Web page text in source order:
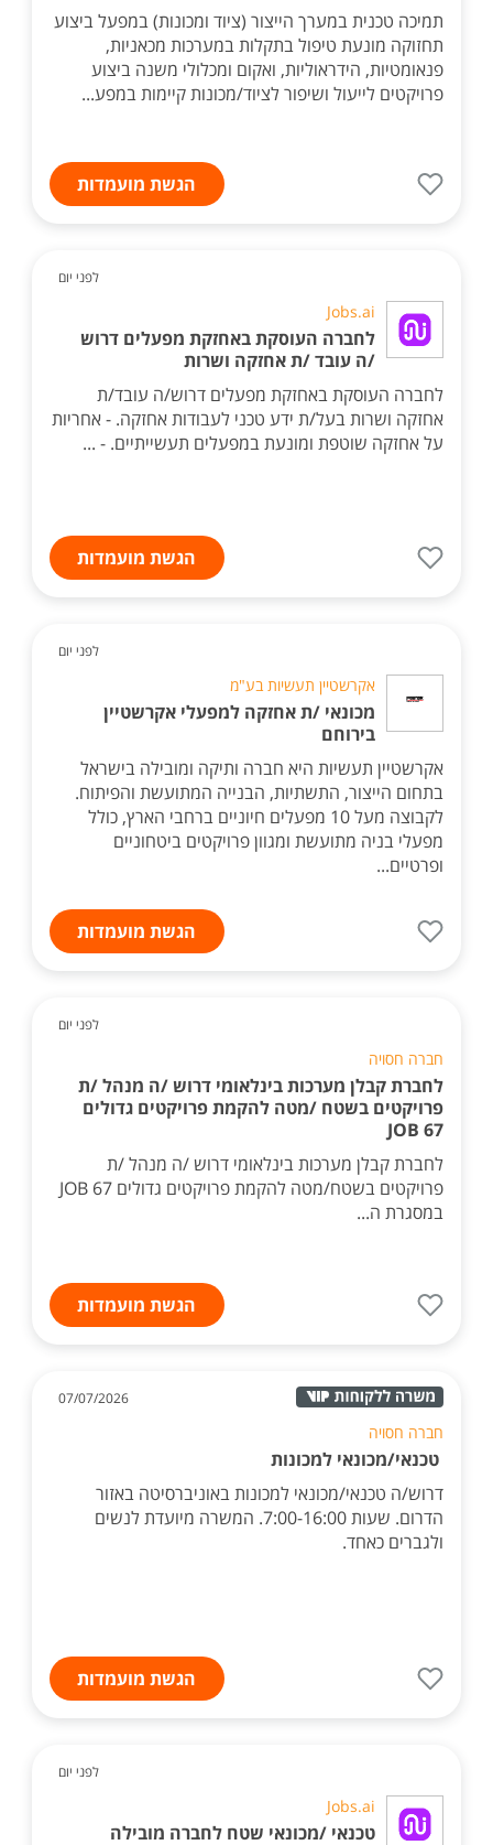
תמיכה טכנית במערך הייצור (ציוד ומכונות) במפעל ביצוע
תחזוקה מונעת טיפול בתקלות במערכות מכאניות,
פנאומטיות, הידראוליות, ואקום ומכלולי משנה ביצוע
פרויקטים לייעול ושיפור לציוד/מכונות קיימות במפע...
הגשת מועמדות
לפני יום
Jobs.ai
לחברה העוסקת באחזקת מפעלים דרוש
/ה עובד /ת אחזקה ושרות
לחברה העוסקת באחזקת מפעלים דרוש/ה עובד/ת
אחזקה ושרות בעל/ת ידע טכני לעבודות אחזקה. - אחריות
על אחזקה שוטפת ומונעת במפעלים תעשייתיים. - ...
הגשת מועמדות
לפני יום
אקרשטיין תעשיות בע"מ
מכונאי /ת אחזקה למפעלי אקרשטיין
בירוחם
אקרשטיין תעשיות היא חברה ותיקה ומובילה בישראל
בתחום הייצור, התשתיות, הבנייה המתועשת והפיתוח.
לקבוצה מעל 10 מפעלים חיוניים ברחבי הארץ, כולל
מפעלי בניה מתועשת ומגוון פרויקטים ביטחוניים
ופרטיים...
הגשת מועמדות
לפני יום
חברה חסויה
לחברת קבלן מערכות בינלאומי דרוש /ה מנהל /ת
פרויקטים בשטח /מטה להקמת פרויקטים גדולים
JOB 67
לחברת קבלן מערכות בינלאומי דרוש /ה מנהל /ת
פרויקטים בשטח/מטה להקמת פרויקטים גדולים JOB 67
במסגרת ה...
הגשת מועמדות
07/07/2026
חברה חסויה
טכנאי/מכונאי למכונות
דרוש/ה טכנאי/מכונאי למכונות באוניברסיטה באזור
הדרום. שעות 7:00-16:00. המשרה מיועדת לנשים
ולגברים כאחד.
הגשת מועמדות
לפני יום
Jobs.ai
טכנאי /מכונאי שטח לחברה מובילה